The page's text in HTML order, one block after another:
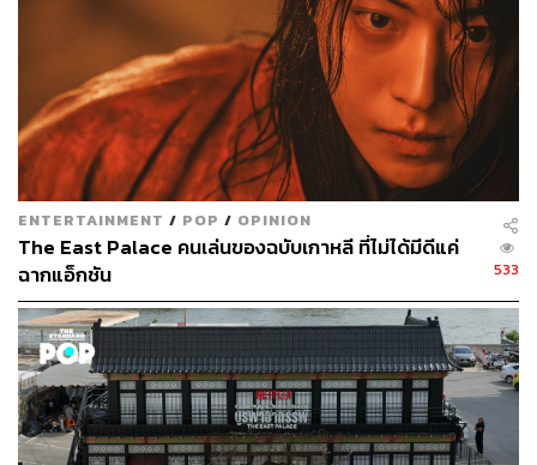
ผู้กำกับโมวานอิล กล่าวในงานแถลงข่าวเปิดตัวซีรีส์ว่า “ตอน
ผมอ่านต้นฉบับครั้งแรก มันเป็นความรู้สึกที่แปลกใหม่มาก
ครับ การกระทำที่เกินความคาดหมายของนางเอกนั้นน่าทึ่ง
มาก ”
ENTERTAINMENT / POP / OPINION
The East Palace คนเล่นของฉบับเกาหลี ที่ไม่ได้มีดีแค่
ฉากแอ็กชัน
533